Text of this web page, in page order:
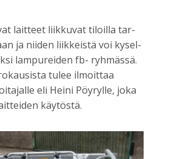
lait­teet liik­ku­vat tiloil­la tar­
ja nii­den liik­keis­tä voi kysel­
lam­pu­rei­den fb- ryh­mäs­sä.
tulee ilmoit­taa
eli Hei­ni Pöy­ryl­le, joka
käytöstä.